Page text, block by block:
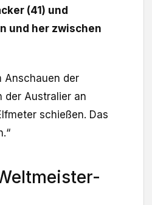
(41) und
und her zwischen
Anschauen der
der Australier an
schießen. Das